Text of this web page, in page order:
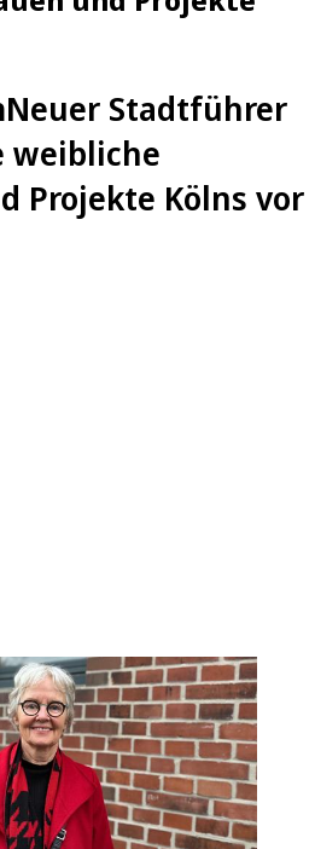
Neuer Stadtführer
Projekte Kölns vor